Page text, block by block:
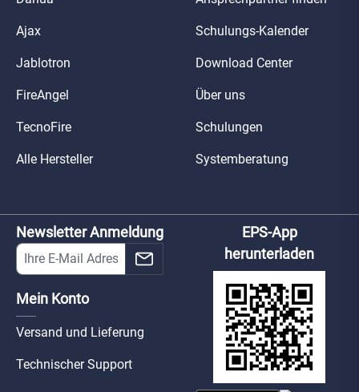
Ajax
Jablotron
FireAngel
TecnoFire
Alle Hersteller
Schulungs-Kalender
Download Center
Über uns
Schulungen
Systemberatung
Newsletter Anmeldung
Mein Konto
Versand und Lieferung
Technischer Support
EPS-App
herunterladen